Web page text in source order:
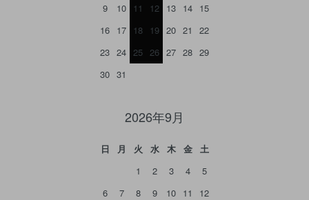
9
10 11 12 13 14 15
16 17 18 19 20 21
22
23 24 25 26 27 28 29
30 31
2026年9月
日 月 火 水 木 金
土
1
2 3 4
5
6
7 8 9 10 11
12